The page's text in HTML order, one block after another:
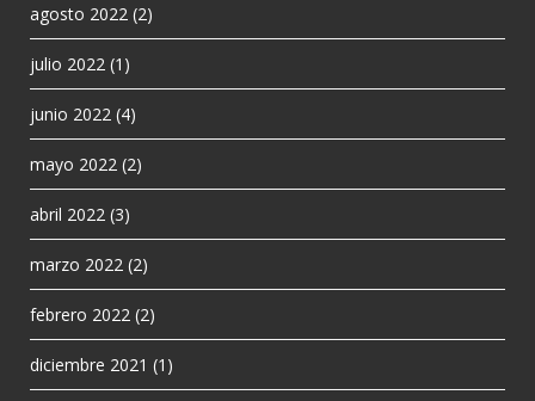
agosto 2022 (2)
julio 2022 (1)
junio 2022 (4)
mayo 2022 (2)
abril 2022 (3)
marzo 2022 (2)
febrero 2022 (2)
diciembre 2021 (1)